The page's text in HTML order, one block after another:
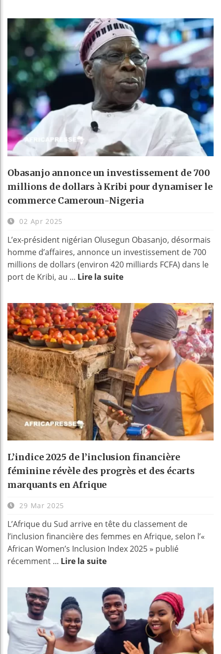
Obasanjo annonce un investissement de 700
millions de dollars à Kribi pour dynamiser le
commerce Cameroun-Nigeria
02 Apr 2025
L’ex-président nigérian Olusegun Obasanjo, désormais
homme d’affaires, annonce un investissement de 700
millions de dollars (environ 420 milliards FCFA) dans le
port de Kribi, au ... Lire la suite
L’indice 2025 de l’inclusion financière
féminine révèle des progrès et des écarts
marquants en Afrique
29 Mar 2025
L’Afrique du Sud arrive en tête du classement de
l’inclusion financière des femmes en Afrique, selon l’«
African Women’s Inclusion Index 2025 » publié
récemment ... Lire la suite